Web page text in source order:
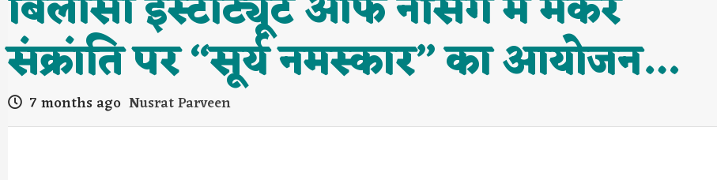
संक्रांति पर “सूर्य नमस्कार” का आयोजन…
7 months ago Nusrat Parveen